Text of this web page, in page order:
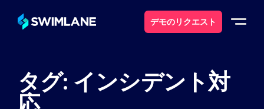
デモのリクエスト
なぜスイムレーンなのか
タグ: インシデント対